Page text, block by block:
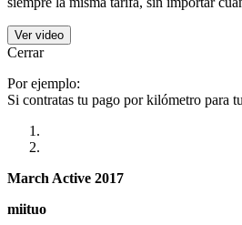
Ver video
Cerrar
Por ejemplo:
Si contratas tu pago por kilómetro para
March Active 2017
miituo